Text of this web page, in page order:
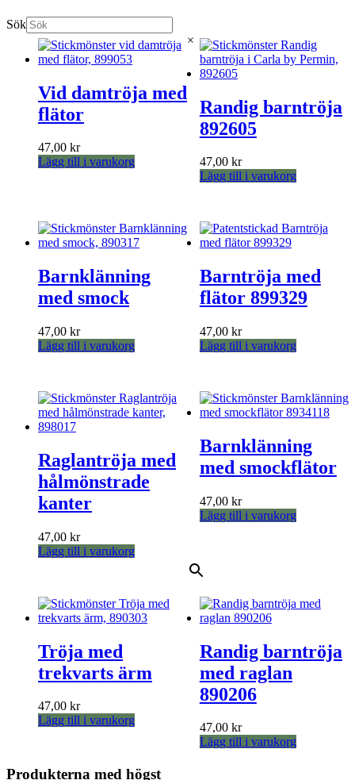
varianter.
De
alternativen
kan
flera
varianter.
alternativen
kan
Vid damtröja med
flätor
47,00 kr
Lägg till i varukorg
Randig barntröja
892605
47,00 kr
Lägg till i varukorg
Barnklänning
med smock
47,00 kr
Lägg till i varukorg
Barntröja med
flätor 899329
47,00 kr
Lägg till i varukorg
Raglantröja med
hålmönstrade
kanter
47,00 kr
Lägg till i varukorg
Barnklänning
med smockflätor
47,00 kr
Lägg till i varukorg
Tröja med
trekvarts ärm
47,00 kr
Lägg till i varukorg
Randig barntröja
med raglan
890206
47,00 kr
Lägg till i varukorg
Sök
×
Produkterna med högst